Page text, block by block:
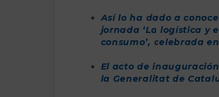
Así lo ha dado a
jornada ‘La logística y
consumo’, celebrada
El acto de
la Generalitat de